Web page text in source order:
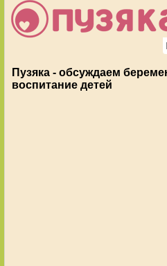
Пузяка - обсуждаем
воспитание детей